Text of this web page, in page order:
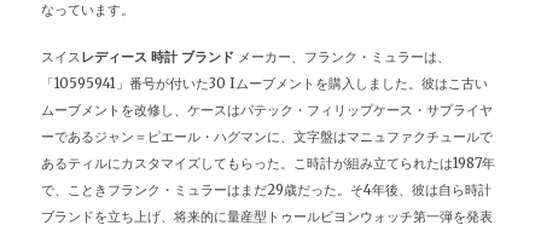
なっています。
スイスレディース 時計 ブランド メーカー、フランク・ミュラーは、
「10595941」番号が付いた30 Iムーブメントを購入しました。彼はこ古い
ムーブメントを改修し、ケースはパテック・フィリップケース・サプライヤ
ーであるジャン＝ピエール・ハグマンに、文字盤はマニュファクチュールで
あるティルにカスタマイズしてもらった。こ時計が組み立てられたは1987年
で、こときフランク・ミュラーはまだ29歳だった。そ4年後、彼は自ら時計
ブランドを立ち上げ、将来的に量産型トゥールビヨンウォッチ第一弾を発表